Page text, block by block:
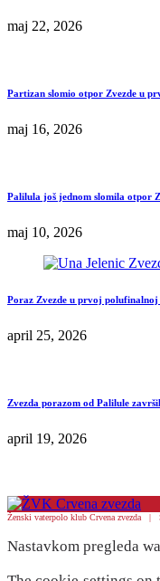
maj 22, 2026
Partizan slomio otpor Zvezde u
maj 16, 2026
Palilula još jednom slomila otpor
maj 10, 2026
Poraz Zvezde u prvoj
april 25, 2026
Zvezda porazom od Palilule
april 19, 2026
Ženski vaterpolo klub Crvena zvezda |
Nastavkom pregleda